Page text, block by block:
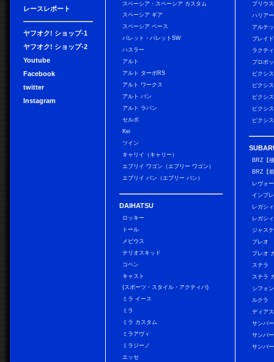
レースレポート
ヤフオク! ショップ-1
ヤフオク! ショップ-2
Youtube
Facebook
twitter
Instagram
スペーシア・スペーシア カスタム
スペーシア ギア
スペーシア ベース
パレット・パレットSW
ハスラー
アルト
アルト ターボRS
アルト ワークス
アルト バン
アルト ラパン
セルボ
Kei
ツイン
キャリイ（キャリー）
エブリイ ワゴン（エブリー ワゴン）
エブリイ バン（エブリー バン）
DAIHATSU
ロッキー
トール
メビウス
テリオスキッド
コペン
キャスト
(スポーツ・スタイル・アクティバ)
ミラ イース
ミラ
ミラ カスタム
ミラアヴィ
ミラジーノ
エッセ
プリウ
ハリアー
アルテ
ブレイド
ラクテ
プロボ
ピクシ
ピクシ
ピクシ
ピクシ
ピクシ
BRZ【
BRZ【
レヴォ
インプ
レガシ
レガシ
ジャス
プレオ
プレオ
ステラ
ステラ
シフォ
ルクラ
ディア
サンバ
サンバ
サンバ